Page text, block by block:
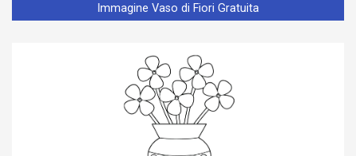
Immagine Vaso di Fiori Gratuita